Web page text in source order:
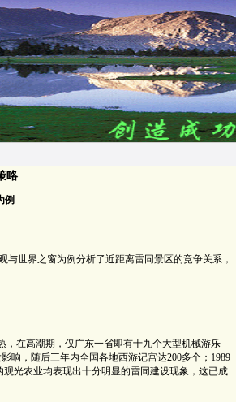
略
例
世界之窗为例分析了近距离雷同景区的竞争关系，
，在高潮期，仅广东一省即有十九个大型机械游乐
响，随后三年内全国各地西游记宫达200多个；1989
光农业均表现出十分明显的雷同建设现象，这已成